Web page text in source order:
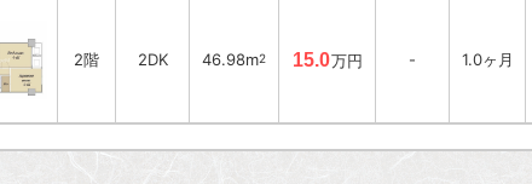
2階 2DK 46.98m2 15.0万円 - 1.0ヶ月